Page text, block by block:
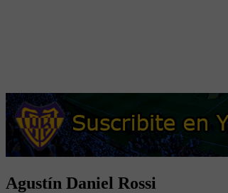
Agustín Daniel Rossi